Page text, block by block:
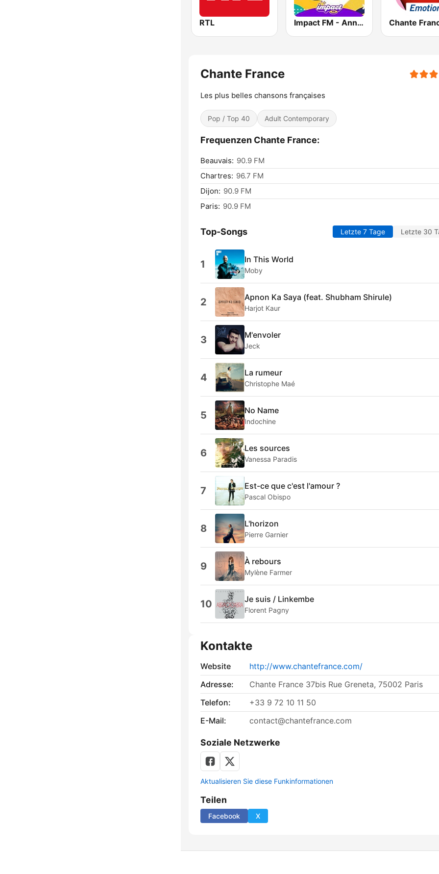
RTL Impact FM - Années 80
Chante France
Les plus belles chansons françaises
Pop / Top 40 Adult Contemporary
Frequenzen Chante France:
Beauvais: 90.9 FM
Chartres: 96.7 FM
Dijon: 90.9 FM
Paris: 90.9 FM
Top-Songs Letzte 7 Tage Letzte 30
1 In This World
Moby
2 Apnon Ka Saya (feat. Shubham Shirule)
Harjot Kaur
3 M'envoler
Jeck
4 La rumeur
Christophe Maé
5 No Name
Indochine
6 Les sources
Vanessa Paradis
7 Est-ce que c'est l'amour ?
Pascal Obispo
8 L'horizon
Pierre Garnier
9 À rebours
Mylène Farmer
10 Je suis / Linkembe
Florent Pagny
Kontakte
Website
http://www.chantefrance.com/
Adresse:
Chante France 37bis Rue Greneta, 75002 Paris
Telefon:
+33 9 72 10 11 50
E-Mail:
contact@chantefrance.com
Soziale Netzwerke
Aktualisieren Sie diese Funkinformationen
Teilen
Facebook X